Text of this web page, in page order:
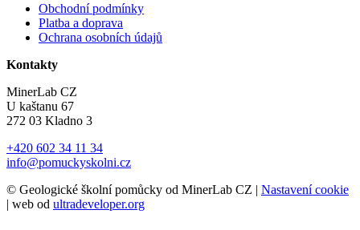
Obchodní podmínky
Platba a doprava
Ochrana osobních údajů
Kontakty
MinerLab CZ
U kaštanu 67
272 03 Kladno 3
+420 602 34 11 34
info@pomuckyskolni.cz
© Geologické školní pomůcky od MinerLab CZ | Nastavení cookie
| web od ultradeveloper.org